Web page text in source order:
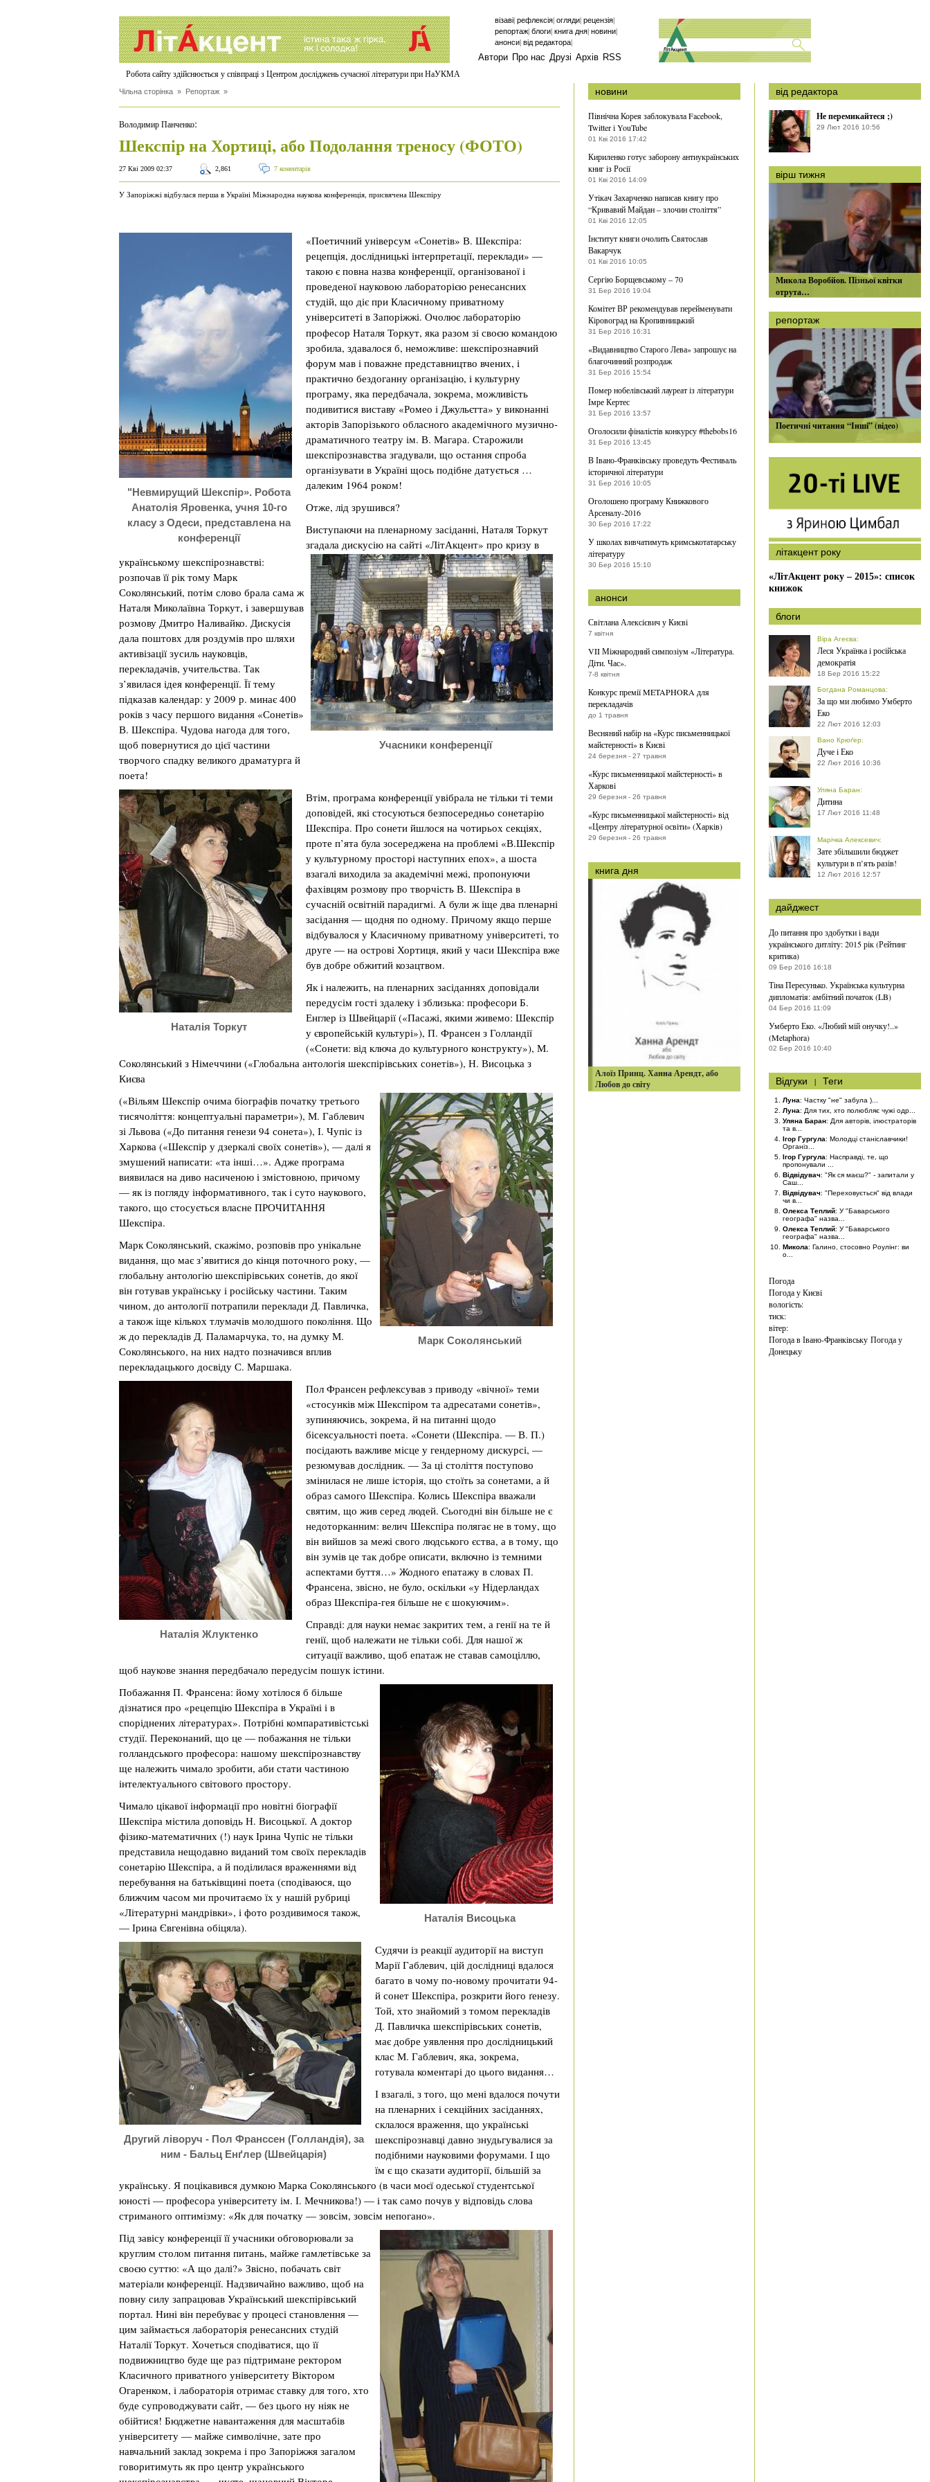
візаві| рефлексія| огляди| рецензія|
репортаж| блоги| книга дня| новини|
анонси| від редактора|
Автори Про нас Друзі Архів RSS
Робота сайту здійснюється у співпраці з Центром досліджень сучасної літератури при НаУКМА
Чільна сторінка » Репортаж »
Володимир Панченко:
Шекспір на Хортиці, або Подолання треносу (ФОТО)
27 Кві 2009 02:37 2,861 7 коментарів
У Запоріжжі відбулася перша в Україні Міжнародна наукова конференція, присвячена Шекспіру
"Невмирущий Шекспір». Робота
Анатолія Яровенка, учня 10-го
класу з Одеси, представлена на
конференції
«Поетичний універсум «Сонетів» В. Шекспіра:
рецепція, дослідницькі інтерпретації, переклади» —
такою є повна назва конференції, організованої і
проведеної науковою лабораторією ренесансних
студій, що діє при Класичному приватному
університеті в Запоріжжі. Очолює лабораторію
професор Наталя Торкут, яка разом зі своєю командою
зробила, здавалося б, неможливе: шекспірознавчий
форум мав і поважне представництво вчених, і
практично бездоганну організацію, і культурну
програму, яка передбачала, зокрема, можливість
подивитися виставу «Ромео і Джульєтта» у виконанні
акторів Запорізького обласного академічного музично-
драматичного театру ім. В. Магара. Старожили
шекспірознавства згадували, що остання спроба
організувати в Україні щось подібне датується …
далеким 1964 роком!
Отже, лід зрушився?
Учасники конференції
Виступаючи на пленарному засіданні, Наталя Торкут
згадала дискусію на сайті «ЛітАкцент» про кризу в
українському шекспірознавстві:
розпочав її рік тому Марк
Соколянський, потім слово брала сама ж
Наталя Миколаївна Торкут, і завершував
розмову Дмитро Наливайко. Дискусія
дала поштовх для роздумів про шляхи
активізації зусиль науковців,
перекладачів, учительства. Так
з’явилася ідея конференції. Її тему
підказав календар: у 2009 р. минає 400
років з часу першого видання «Сонетів»
В. Шекспіра. Чудова нагода для того,
щоб повернутися до цієї частини
творчого спадку великого драматурга й
поета!
Наталія Торкут
Втім, програма конференції увібрала не тільки ті теми
доповідей, які стосуються безпосередньо сонетарію
Шекспіра. Про сонети йшлося на чотирьох секціях,
проте п’ята була зосереджена на проблемі «В.Шекспір
у культурному просторі наступних епох», а шоста
взагалі виходила за академічні межі, пропонуючи
фахівцям розмову про творчість В. Шекспіра в
сучасній освітній парадигмі. А були ж іще два пленарні
засідання — щодня по одному. Причому якщо перше
відбувалося у Класичному приватному університеті, то
друге — на острові Хортиця, який у часи Шекспіра вже
був добре обжитий козацтвом.
Як і належить, на пленарних засіданнях доповідали
передусім гості здалеку і зблизька: професори Б.
Енглер із Швейцарії («Пасажі, якими живемо: Шекспір
у європейській культурі»), П. Франсен з Голландії
(«Сонети: від ключа до культурного конструкту»), М.
Соколянський з Німеччини («Глобальна антологія шекспірівських сонетів»), Н. Висоцька з
Києва
Марк Соколянський
(«Вільям Шекспір очима біографів початку третього
тисячоліття: концептуальні параметри»), М. Габлевич
зі Львова («До питання генези 94 сонета»), І. Чупіс із
Харкова («Шекспір у дзеркалі своїх сонетів»), — далі я
змушений написати: «та інші…». Адже програма
виявилася на диво насиченою і змістовною, причому
— як із погляду інформативного, так і суто наукового,
такого, що стосується власне ПРОЧИТАННЯ
Шекспіра.
Марк Соколянський, скажімо, розповів про унікальне
видання, що має з’явитися до кінця поточного року, —
глобальну антологію шекспірівських сонетів, до якої
він готував українську і російську частини. Таким
чином, до антології потрапили переклади Д. Павличка,
а також іще кількох тлумачів молодшого покоління. Що
ж до перекладів Д. Паламарчука, то, на думку М.
Соколянського, на них надто позначився вплив
перекладацького досвіду С. Маршака.
Наталія Жлуктенко
Пол Франсен рефлексував з приводу «вічної» теми
«стосунків між Шекспіром та адресатами сонетів»,
зупиняючись, зокрема, й на питанні щодо
бісексуальності поета. «Сонети (Шекспіра. — В. П.)
посідають важливе місце у гендерному дискурсі, —
резюмував дослідник. — За ці століття поступово
змінилася не лише історія, що стоїть за сонетами, а й
образ самого Шекспіра. Колись Шекспіра вважали
святим, що жив серед людей. Сьогодні він більше не є
недоторканним: велич Шекспіра полягає не в тому, що
він вийшов за межі свого людського єства, а в тому, що
він зумів це так добре описати, включно із темними
аспектами буття…» Жодного епатажу в словах П.
Франсена, звісно, не було, оскільки «у Нідерландах
образ Шекспіра-гея більше не є шокуючим».
Справді: для науки немає закритих тем, а генії на те й
генії, щоб належати не тільки собі. Для нашої ж
ситуації важливо, щоб епатаж не ставав самоціллю,
щоб наукове знання передбачало передусім пошук істини.
Наталія Висоцька
Побажання П. Франсена: йому хотілося б більше
дізнатися про «рецепцію Шекспіра в Україні і в
споріднених літературах». Потрібні компаративістські
студії. Переконаний, що це — побажання не тільки
голландського професора: нашому шекспірознавству
ще належить чимало зробити, аби стати частиною
інтелектуального світового простору.
Чимало цікавої інформації про новітні біографії
Шекспіра містила доповідь Н. Висоцької. А доктор
фізико-математичних (!) наук Ірина Чупіс не тільки
представила нещодавно виданий том своїх перекладів
сонетарію Шекспіра, а й поділилася враженнями від
перебування на батьківщині поета (сподіваюся, що
ближчим часом ми прочитаємо їх у нашій рубриці
«Літературні мандрівки», і фото роздивимося також,
— Ірина Євгенівна обіцяла).
Другий ліворуч - Пол Франссен (Голландія), за
ним - Бальц Енґлер (Швейцарія)
Судячи із реакції аудиторії на виступ
Марії Габлевич, цій дослідниці вдалося
багато в чому по-новому прочитати 94-
й сонет Шекспіра, розкрити його ґенезу.
Той, хто знайомий з томом перекладів
Д. Павличка шекспірівських сонетів,
має добре уявлення про дослідницький
клас М. Габлевич, яка, зокрема,
готувала коментарі до цього видання…
І взагалі, з того, що мені вдалося почути
на пленарних і секційних засіданнях,
склалося враження, що українські
шекспірознавці давно знудьгувалися за
подібними науковими форумами. І що
їм є що сказати аудиторії, більшій за
українську. Я поцікавився думкою Марка Соколянського (в часи моєї одеської студентської
юності — професора університету ім. І. Мечникова!) — і так само почув у відповідь слова
стриманого оптимізму: «Як для початку — зовсім, зовсім непогано».
Під завісу конференції її учасники обговорювали за
круглим столом питання питань, майже гамлетівське за
своєю суттю: «А що далі?» Звісно, побачать світ
матеріали конференції. Надзвичайно важливо, щоб на
повну силу запрацював Український шекспірівський
портал. Нині він перебуває у процесі становлення —
цим займається лабораторія ренесансних студій
Наталії Торкут. Хочеться сподіватися, що її
подвижництво буде ще раз підтримане ректором
Класичного приватного університету Віктором
Огаренком, і лабораторія отримає ставку для того, хто
буде супроводжувати сайт, — без цього ну ніяк не
обійтися! Бюджетне навантаження для масштабів
університету — майже символічне, зате про
навчальний заклад зокрема і про Запоріжжя загалом
говоритимуть як про центр українського
новини
Північна Корея заблокувала Facebook,
Twitter і YouTube
01 Кві 2016 17:42
Кириленко готує заборону антиукраїнських
книг із Росії
01 Кві 2016 14:09
Утікач Захарченко написав книгу про
“Кривавий Майдан – злочин століття”
01 Кві 2016 12:05
Інститут книги очолить Святослав
Вакарчук
01 Кві 2016 10:05
Сергію Борщевському – 70
31 Бер 2016 19:04
Комітет ВР рекомендував перейменувати
Кіровоград на Кропивницький
31 Бер 2016 16:31
«Видавництво Старого Лева» запрошує на
благочинний розпродаж
31 Бер 2016 15:54
Помер нобелівський лауреат із літератури
Імре Кертес
31 Бер 2016 13:57
Оголосили фіналістів конкурсу #thebobs16
31 Бер 2016 13:45
В Івано-Франківську проведуть Фестиваль
історичної літератури
31 Бер 2016 10:05
Оголошено програму Книжкового
Арсеналу-2016
30 Бер 2016 17:22
У школах вивчатимуть кримськотатарську
літературу
30 Бер 2016 15:10
анонси
Світлана Алексієвич у Києві
7 квітня
VII Міжнародний симпозіум «Література.
Діти. Час».
7-8 квітня
Конкурс премії METAPHORA для
перекладачів
до 1 травня
Весняний набір на «Курс письменницької
майстерності» в Києві
24 березня - 27 травня
«Курс письменницької майстерності» в
Харкові
29 березня - 26 травня
«Курс письменницької майстерності» від
«Центру літературної освіти» (Харків)
29 березня - 26 травня
книга дня
Алоїз Принц. Ханна Арендт, або
Любов до світу
від редактора
Не перемикайтеся ;)
29 Лют 2016 10:56
вірш тижня
Микола Воробйов. Пізньої квітки
отрута…
репортаж
Поетичні читання “Інші” (відео)
літакцент року
«ЛітАкцент року – 2015»: список
книжок
блоги
Віра Агеєва:
Леся Українка і російська
демократія
18 Бер 2016 15:22
Богдана Романцова:
За що ми любимо Умберто
Еко
22 Лют 2016 12:03
Вано Крюґер:
Дуче і Еко
22 Лют 2016 10:36
Уляна Баран:
Дитина
17 Лют 2016 11:48
Марічка Алексевич:
Зате збільшили бюджет
культури в п’ять разів!
12 Лют 2016 12:57
дайджест
До питання про здобутки і вади
українського дитліту: 2015 рік (Рейтинг
критика)
09 Бер 2016 16:18
Тіна Пересунько. Українська культурна
дипломатія: амбітний початок (LB)
04 Бер 2016 11:09
Умберто Еко. «Любий мій онучку!..»
(Metaphora)
02 Бер 2016 10:40
Відгуки | Теги
Луна: Частку "не" забула )...
Луна: Для тих, хто полюбляє чужі одр...
Уляна Баран: Для авторів, ілюстраторів
та в...
Ігор Гургула: Молодці станіславчики!
Організ...
Ігор Гургула: Насправді, те, що
пропонували ...
Відвідувач: "Як ся маєш?" - запитали у
Саш...
Відвідувач: "Переховується" від влади
чи в...
Олекса Теплий: У "Баварського
географа" назва...
Олекса Теплий: У "Баварського
географа" назва...
Микола: Галино, стосовно Роулінг: ви
о...
Погода
Погода уКиєві
вологість:
тиск:
вітер:
Погода в Івано-Франківську Погода у
Донецьку